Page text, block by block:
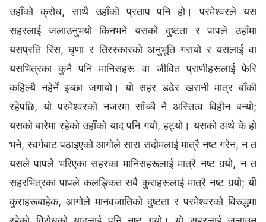
उहाँको क्रोध, साथै उहाँको प्रताप पनि हो। परमेश्‍वरले यस
सहरलाई जलाउनुभयो किनभने यसको दुष्टता र पापले उहाँमा
यसप्रति रिस, घृणा र तिरस्कारको अनुभूति गरायो र यसलाई वा
यसभित्रका कुनै पनि मानिसहरू वा जीवित प्राणीहरूलाई फेरि
कहिल्यै नहेर्ने इच्‍छा जगायो। यो सहर डढेर खरानी मात्र बाँकी
रहेपछि, यो परमेश्‍वरको नजरमा साँच्‍चै नै अस्तित्व विहीन बन्यो;
यसको बारेमा रहेको उहाँको याद पनि गयो, हट्यो। यसको अर्थ के हो
भने, स्वर्गबाट पठाइएको आगोले सारा सदोमलाई मात्रै नष्ट गरेन, न त
यसले पापले भरिएका सहरका मानिसहरूलाई मात्रै नष्ट गर्‍यो, न त
सहरभित्रका पापले कलङ्कित सबै कुराहरूलाई मात्रै नष्ट गर्‍यो; यी
कुराहरूबाहेक, आगोले मानवजातिको दुष्टता र परमेश्‍वरको विरुद्धमा